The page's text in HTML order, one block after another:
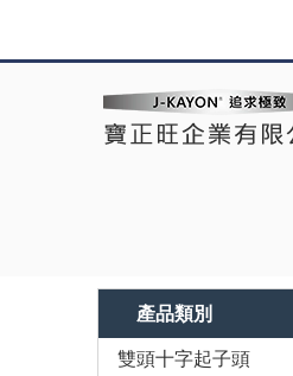
產品類別
雙頭十字起子頭